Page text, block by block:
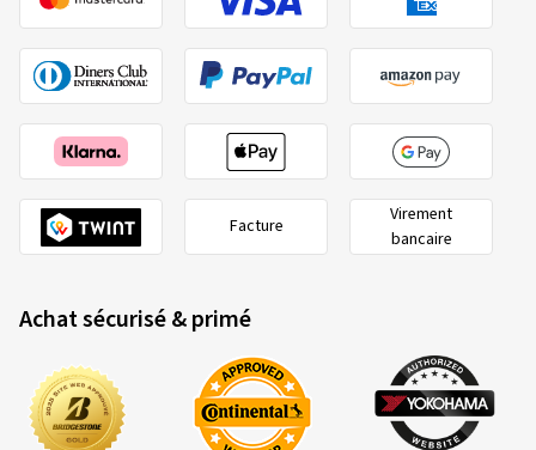
Facture
Virement
bancaire
Achat sécurisé & primé